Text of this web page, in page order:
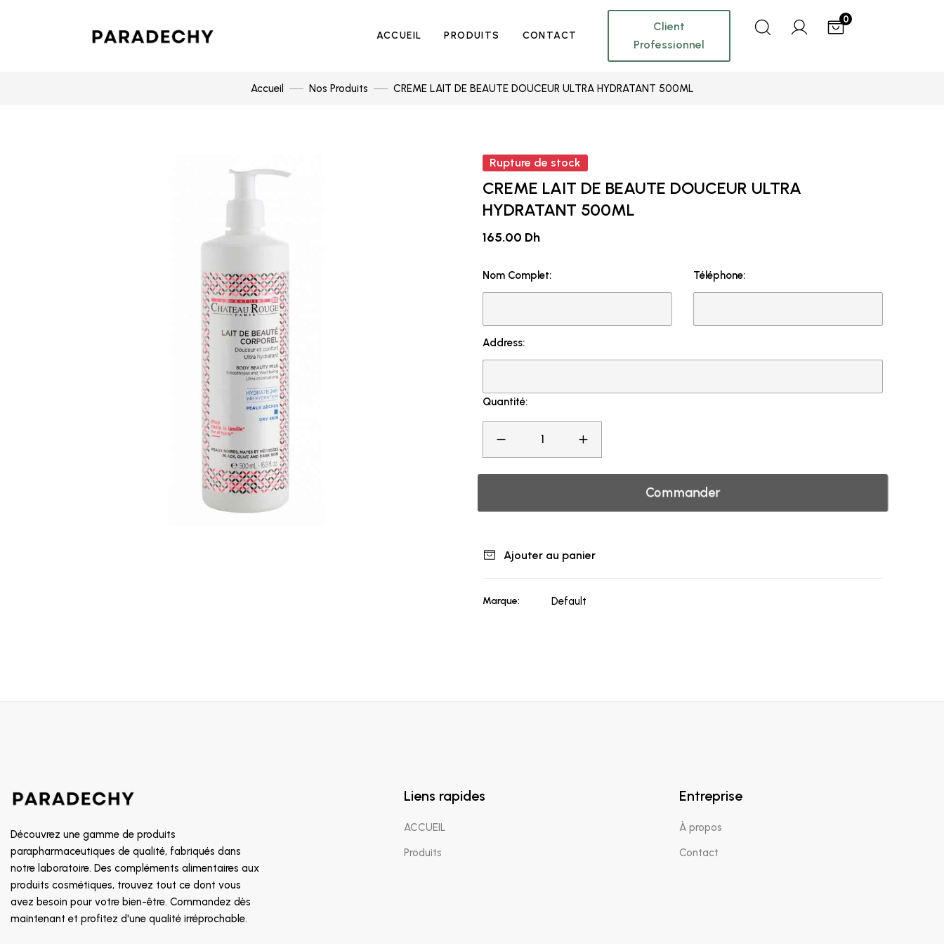
ACCUEIL PRODUITS CONTACT
Client
Professionnel
0
Accueil Nos Produits CREME LAIT DE BEAUTE DOUCEUR ULTRA HYDRATANT 500ML
Rupture de stock
CREME LAIT DE BEAUTE DOUCEUR ULTRA
HYDRATANT 500ML
165.00 Dh
Nom Complet: Téléphone:
Address:
Quantité:
Commander
Ajouter au panier
Marque: Default
Découvrez une gamme de produits
parapharmaceutiques de qualité, fabriqués dans
notre laboratoire. Des compléments alimentaires aux
produits cosmétiques, trouvez tout ce dont vous
avez besoin pour votre bien-être. Commandez dès
maintenant et profitez d'une qualité irréprochable.
Liens rapides
ACCUEIL
Produits
Entreprise
À propos
Contact